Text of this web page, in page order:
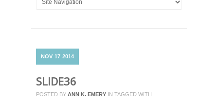
NOV 17 2014
SLIDE36
POSTED BY ANN K. EMERY IN TAGGED WITH